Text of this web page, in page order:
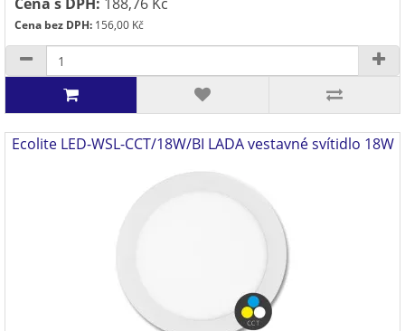
Cena bez DPH: 156,00 Kč
Ecolite LED-WSL-CCT/18W/BI LADA vestavné svítidlo 18W